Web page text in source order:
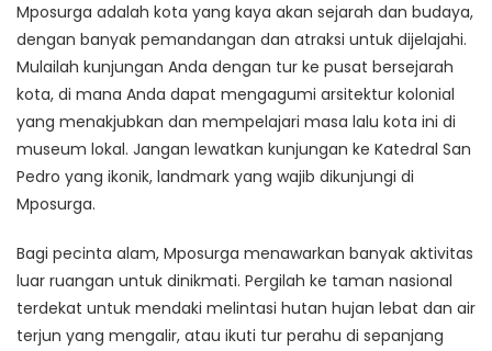
Mposurga adalah kota yang kaya akan sejarah dan budaya,
dengan banyak pemandangan dan atraksi untuk dijelajahi.
Mulailah kunjungan Anda dengan tur ke pusat bersejarah
kota, di mana Anda dapat mengagumi arsitektur kolonial
yang menakjubkan dan mempelajari masa lalu kota ini di
museum lokal. Jangan lewatkan kunjungan ke Katedral San
Pedro yang ikonik, landmark yang wajib dikunjungi di
Mposurga.
Bagi pecinta alam, Mposurga menawarkan banyak aktivitas
luar ruangan untuk dinikmati. Pergilah ke taman nasional
terdekat untuk mendaki melintasi hutan hujan lebat dan air
terjun yang mengalir, atau ikuti tur perahu di sepanjang